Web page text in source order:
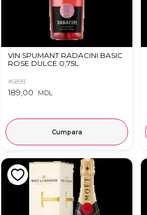
VIN SPUMANT RADACINI BASIC
ROSE DULCE 0,75L
#5893
189,00 MDL
Cumpara